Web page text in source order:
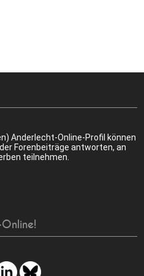
Anderlecht-Online-Profil können
Forenbeiträge antworten, an
teilnehmen.